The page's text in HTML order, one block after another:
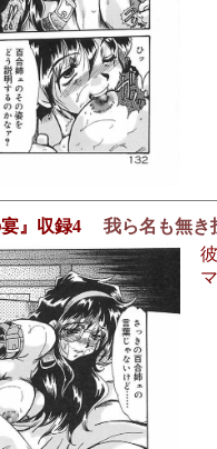
』収録4
我ら名も無き